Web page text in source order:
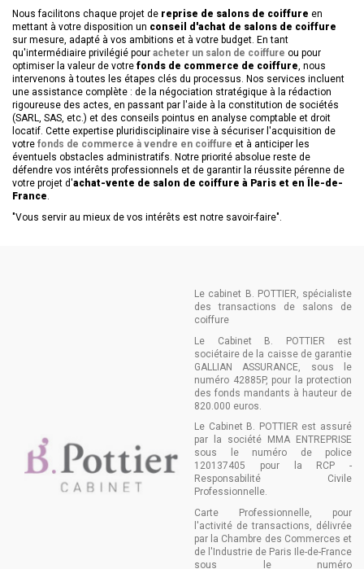
Nous facilitons chaque projet de reprise de salons de coiffure en
mettant à votre disposition un conseil d'achat de salons de coiffure
sur mesure, adapté à vos ambitions et à votre budget. En tant
qu'intermédiaire privilégié pour acheter un salon de coiffure ou pour
optimiser la valeur de votre fonds de commerce de coiffure, nous
intervenons à toutes les étapes clés du processus. Nos services incluent
une assistance complète : de la négociation stratégique à la rédaction
rigoureuse des actes, en passant par l'aide à la constitution de sociétés
(SARL, SAS, etc.) et des conseils pointus en analyse comptable et droit
locatif. Cette expertise pluridisciplinaire vise à sécuriser l'acquisition de
votre fonds de commerce à vendre en coiffure et à anticiper les
éventuels obstacles administratifs. Notre priorité absolue reste de
défendre vos intérêts professionnels et de garantir la réussite pérenne de
votre projet d'achat-vente de salon de coiffure à Paris et en Île-de-
France.
"Vous servir au mieux de vos intérêts est notre savoir-faire".
Le cabinet B. POTTIER, spécialiste
des transactions de salons de
coiffure
Le Cabinet B. POTTIER est
sociétaire de la caisse de garantie
GALLIAN ASSURANCE, sous le
numéro 42885P, pour la protection
des fonds mandants à hauteur de
820.000 euros.
Le Cabinet B. POTTIER est assuré
par la société MMA ENTREPRISE
sous le numéro de police
120137405 pour la RCP -
Responsabilité Civile
Professionnelle.
Carte Professionnelle, pour
l'activité de transactions, délivrée
par la Chambre des Commerces et
de l'Industrie de Paris Ile-de-France
sous le numéro